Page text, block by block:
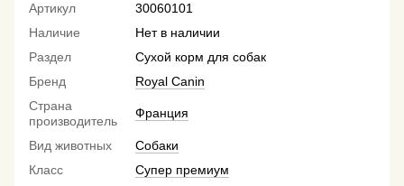
Артикул
30060101
Наличие
Нет в наличии
Раздел
Сухой корм для собак
Бренд
Royal Canin
Страна
производитель
Франция
Вид животных
Собаки
Класс
Супер премиум